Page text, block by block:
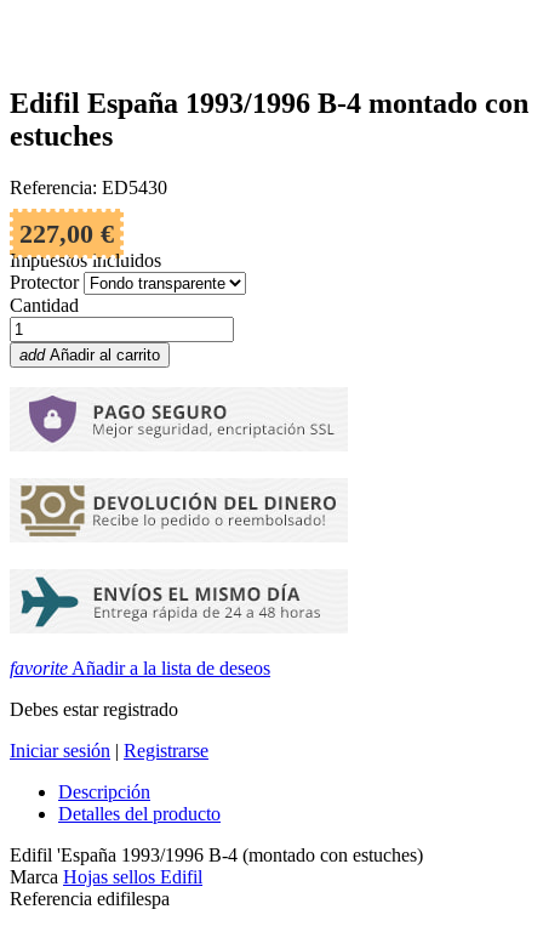
Edifil España 1993/1996 B-4 montado con
estuches
Referencia: ED5430
227,00 €
Impuestos incluidos
Protector
Cantidad
add Añadir al carrito
favorite Añadir a la lista de deseos
Debes estar registrado
Iniciar sesión | Registrarse
Descripción
Detalles del producto
Edifil 'España 1993/1996 B-4 (montado con estuches)
Marca Hojas sellos Edifil
Referencia edifilespa